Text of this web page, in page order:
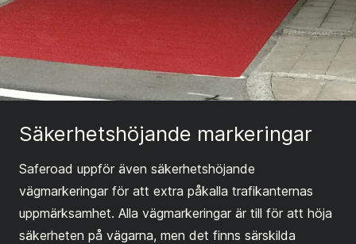
Säkerhetshöjande markeringar
Saferoad uppför även säkerhetshöjande
vägmarkeringar för att extra påkalla trafikanternas
uppmärksamhet. Alla vägmarkeringar är till för att höja
säkerheten på vägarna, men det finns särskilda